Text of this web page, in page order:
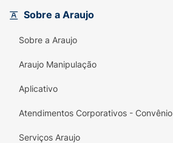
Sobre a Araujo
Sobre a Araujo
Araujo Manipulação
Aplicativo
Atendimentos Corporativos - Convênio
Serviços Araujo